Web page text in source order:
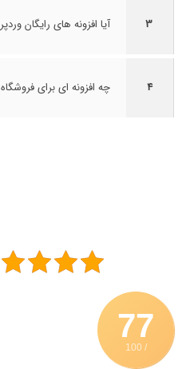
3 آیا افزونه های رایگان
4 چه افزونه ای برای
77
/ 100